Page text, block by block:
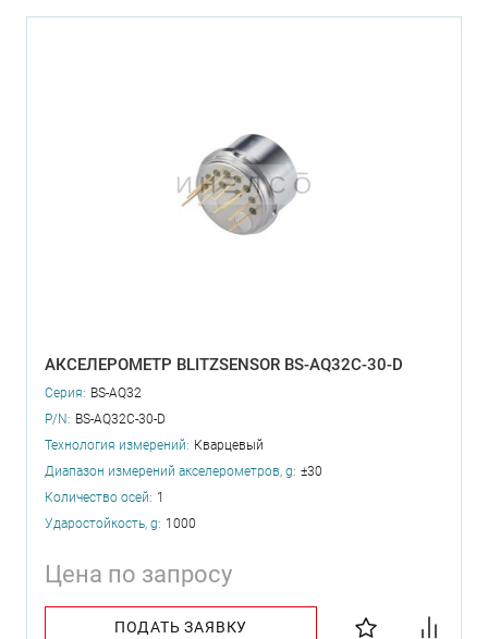
АКСЕЛЕРОМЕТР BLITZSENSOR BS-AQ32C-30-D
Серия: BS-AQ32
P/N: BS-AQ32C-30-D
Технология измерений: Кварцевый
Диапазон измерений акселерометров, g: ±30
Количество осей: 1
Ударостойкость, g: 1000
Цена по запросу
ПОДАТЬ ЗАЯВКУ